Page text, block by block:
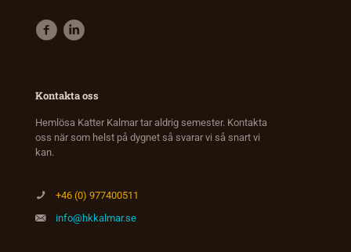
Kontakta oss
Hemlösa Katter Kalmar tar aldrig semester. Kontakta
oss när som helst på dygnet så svarar vi så snart vi
kan.
+46 (0) 977400511
info@hkkalmar.se